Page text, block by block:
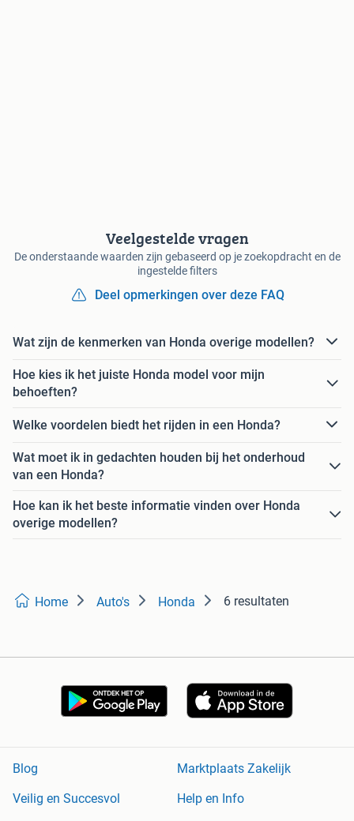
Veelgestelde vragen
De onderstaande waarden zijn gebaseerd op je zoekopdracht en de
ingestelde filters
Deel opmerkingen over deze FAQ
Wat zijn de kenmerken van Honda overige modellen?
Hoe kies ik het juiste Honda model voor mijn
behoeften?
Welke voordelen biedt het rijden in een Honda?
Wat moet ik in gedachten houden bij het onderhoud
van een Honda?
Hoe kan ik het beste informatie vinden over Honda
overige modellen?
Home Auto's Honda 6 resultaten
Blog
Marktplaats Zakelijk
Veilig en Succesvol
Help en Info